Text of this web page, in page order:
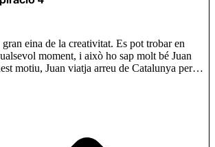
eina de la creativitat. Es pot trobar en
moment, i això ho sap molt bé Juan
motiu, Juan viatja arreu de Catalunya per